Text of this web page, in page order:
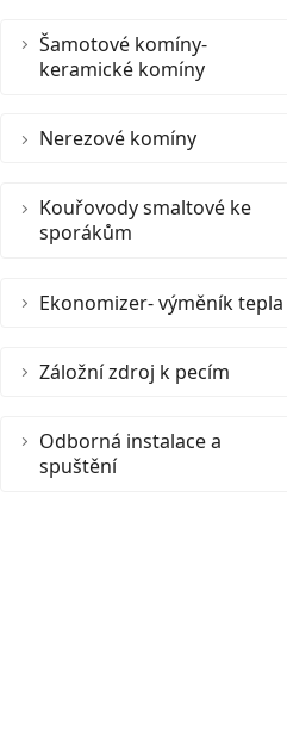
Šamotové komíny-
keramické komíny
Nerezové komíny
Kouřovody smaltové ke
sporákům
Ekonomizer- výměník tepla
Záložní zdroj k pecím
Odborná instalace a
spuštění